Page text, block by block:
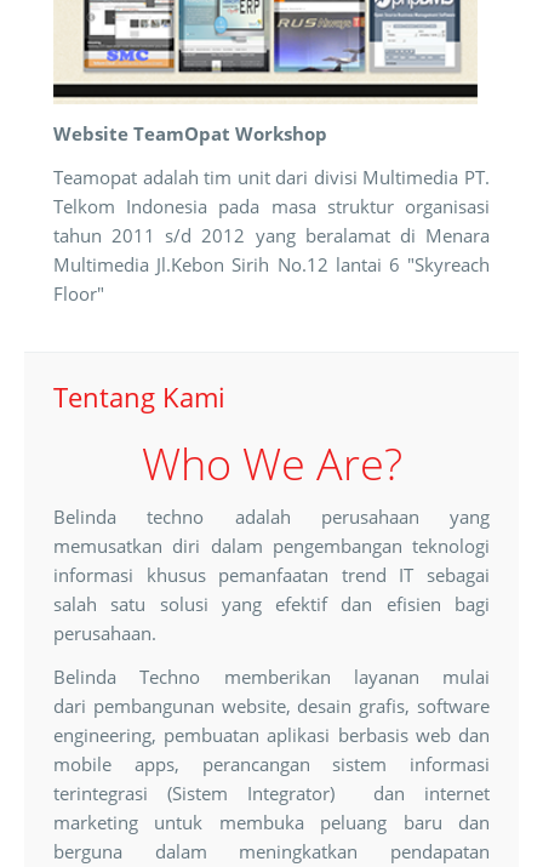
Website TeamOpat Workshop
Teamopat adalah tim unit dari divisi Multimedia PT.
Telkom Indonesia pada masa struktur organisasi
tahun 2011 s/d 2012 yang beralamat di Menara
Multimedia Jl.Kebon Sirih No.12 lantai 6 "Skyreach
Floor"
Tentang Kami
Who We Are?
Belinda techno adalah perusahaan yang
memusatkan diri dalam pengembangan teknologi
informasi khusus pemanfaatan trend IT sebagai
salah satu solusi yang efektif dan efisien bagi
perusahaan.
Belinda Techno memberikan layanan mulai
dari pembangunan website, desain grafis, software
engineering, pembuatan aplikasi berbasis web dan
mobile apps, perancangan sistem informasi
terintegrasi (Sistem Integrator) dan internet
marketing untuk membuka peluang baru dan
berguna dalam meningkatkan pendapatan